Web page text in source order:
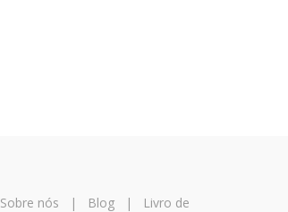
Sobre nós | Blog| Livro de